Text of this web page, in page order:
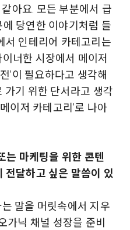
같아요. 모든 부분에서 급
당연한 이야기처럼 들
서 인테리어 카테고리는
너한 시장에서 메이저
’이 필요하다고 생각해
가기 위한 단서라고 생각
이저 카테고리’로 나아
는 마케팅을 위한 콘텐
전달하고 싶은 말씀이 있
는 말을 머릿속에서 지우
가닉 채널 성장을 준비